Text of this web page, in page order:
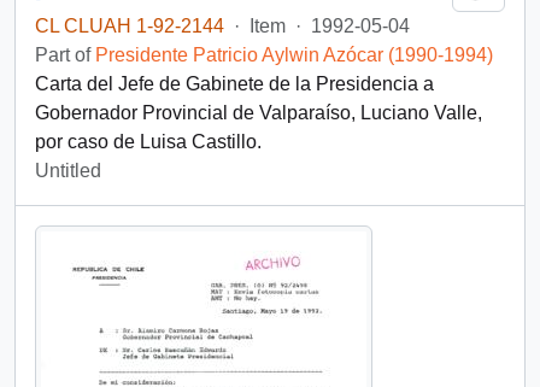
CL CLUAH 1-92-2144 · Item · 1992-05-04
Part of Presidente Patricio Aylwin Azócar (1990-1994)
Carta del Jefe de Gabinete de la Presidencia a
Gobernador Provincial de Valparaíso, Luciano Valle,
por caso de Luisa Castillo.
Untitled